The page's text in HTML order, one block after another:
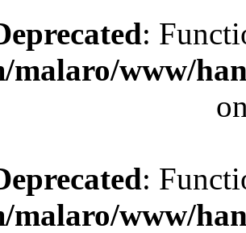
:
malaro/www/
:
malaro/www/